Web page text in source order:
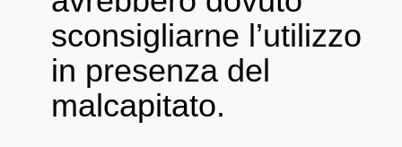
sconsigliarne l’utilizzo
in presenza del
malcapitato.